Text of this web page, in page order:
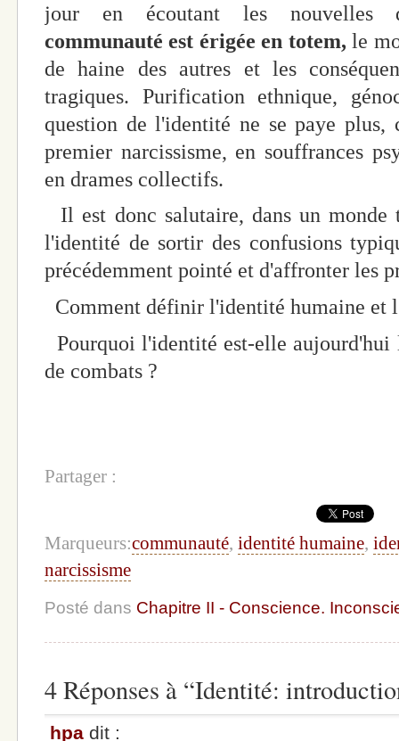
jour en écoutant les nouvelles
communauté est érigée en totem, le
de haine des autres et les
tragiques. Purification ethnique,
question de l'identité ne se paye plus,
premier narcissisme, en souffrances
en drames collectifs.
Il est donc salutaire, dans un
l'identité de sortir des confusions
précédemment pointé et d'affronter les
Comment définir l'identité humaine et
Pourquoi l'identité est-elle aujourd'hui
de combats ?
Partager :
Marqueurs:communauté, identité humaine,
narcissisme
Posté dans Chapitre II - Conscience.
4 Réponses à “Identité:
hpa dit :